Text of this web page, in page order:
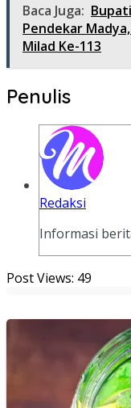
Baca Juga:
Pendekar
Milad Ke-113
Penulis
Redaksi
Informasi
Post Views: 49